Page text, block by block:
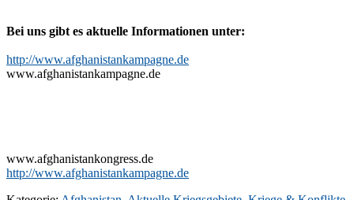
Bei uns gibt es aktuelle Informationen unter:
http://www.afghanistankampagne.de
www.afghanistankampagne.de
www.afghanistankongress.de
http://www.afghanistankampagne.de